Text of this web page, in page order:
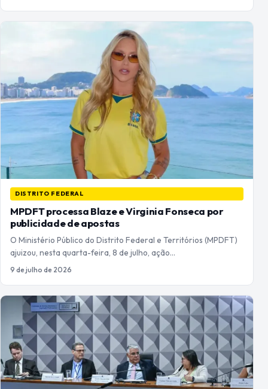
DISTRITO FEDERAL
MPDFT processa Blaze e Virginia Fonseca por
publicidade de apostas
O Ministério Público do Distrito Federal e Territórios (MPDFT)
ajuizou, nesta quarta-feira, 8 de julho, ação…
9 de julho de 2026